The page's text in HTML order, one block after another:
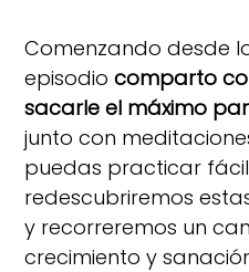
Comenzando desde
episodiocomparto
sacarle el máximo
junto con
puedas practicar
redescubriremos
y recorreremos un
crecimiento y